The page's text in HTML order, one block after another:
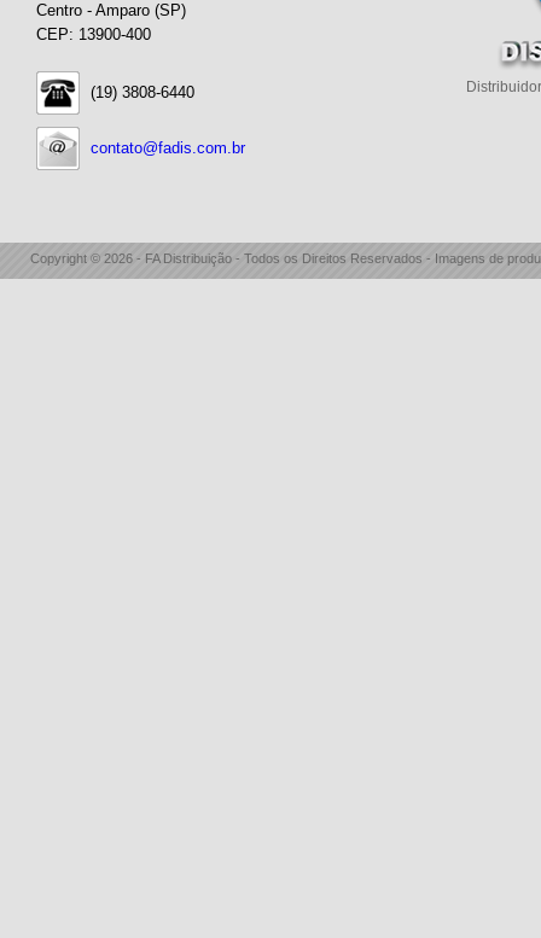
Centro - Amparo (SP)
CEP: 13900-400
(19) 3808-6440
contato@fadis.com.br
Copyright © 2026 - FA Distribuição - Todos os Direitos Reservados - Imagens de